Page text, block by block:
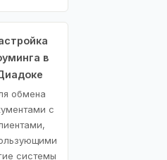
в
обмена
с
системы